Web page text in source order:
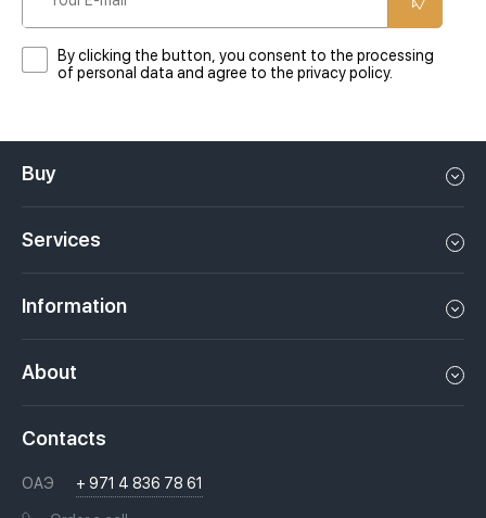
By clicking the button, you consent to the processing
of personal data and agree to the privacy policy.
Buy
Apartments in Dubai
Penthouse in Dubai
Services
Rent a property in Dubai, UAE
Недвижимость за криптовалюту в Дубае
Moving to Dubai, UAE
Information
Laws
Questions And Answers
About
Licenses
Contacts
ОАЭ + 971 4 836 78 61